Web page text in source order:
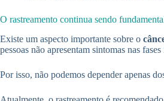
O rastreamento continua sendo
Existe um aspecto importante sobre o
pessoas não apresentam sintomas nas
Por isso, não podemos depender apenas